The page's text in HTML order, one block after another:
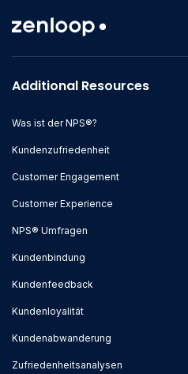
Additional Resources
Was ist der NPS®?
Kundenzufriedenheit
Customer Engagement
Customer Experience
NPS® Umfragen
Kundenbindung
Kundenfeedback
Kundenloyalität
Kundenabwanderung
Zufriedenheitsanalysen